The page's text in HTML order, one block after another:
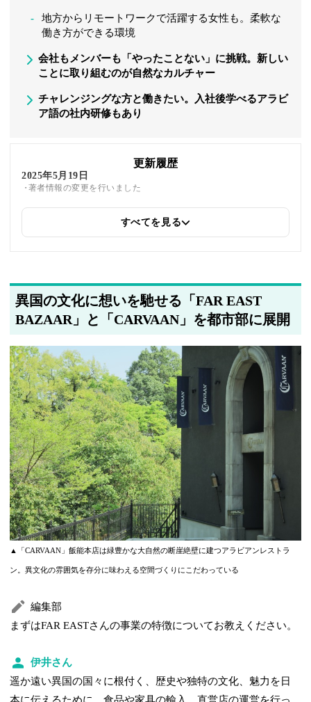
地方からリモートワークで活躍する女性も。柔軟な
働き方ができる環境
会社もメンバーも「やったことない」に挑戦。新しい
ことに取り組むのが自然なカルチャー
チャレンジングな方と働きたい。入社後学べるアラビ
ア語の社内研修もあり
更新履歴
2025年5月19日
著者情報の変更を行いました
関連企業の紹介を追加しました
すべてを見る
異国の文化に想いを馳せる「FAR EAST
BAZAAR」と「CARVAAN」を都市部に展開
▲「CARVAAN」飯能本店は緑豊かな大自然の断崖絶壁に建つアラビアンレストラ
ン。異文化の雰囲気を存分に味わえる空間づくりにこだわっている
編集部
まずはFAR EASTさんの事業の特徴についてお教えください。
伊井さん
遥か遠い異国の国々に根付く、歴史や独特の文化、魅力を日